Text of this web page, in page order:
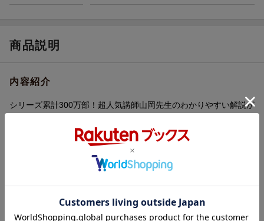
商品説明
内容紹介
シリーズ累計300万部！超人気講師山岡先生のわかりやすい解説が
C・スマホ対応の「アプリ」もついた充実の1冊。センター対策の
はじめの一歩は「きめる！センター地理」で！
■基礎からセンター試験対策ができる
山岡先生がセンター対策の土台となる基本的な知識をわかりやす